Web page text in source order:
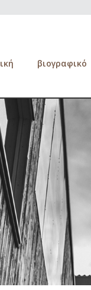
βιογραφικό